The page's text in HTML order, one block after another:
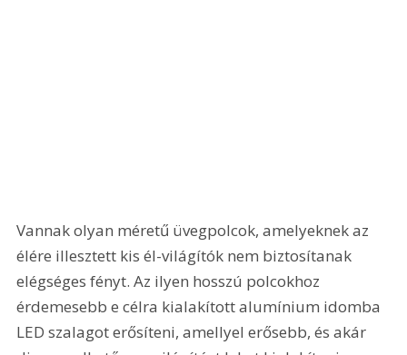
Vannak olyan méretű üvegpolcok, amelyeknek az
élére illesztett kis él-világítók nem biztosítanak
elégséges fényt. Az ilyen hosszú polcokhoz
érdemesebb e célra kialakított alumínium idomba
LED szalagot erősíteni, amellyel erősebb, és akár